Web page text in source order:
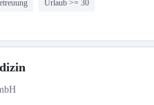
Urlaub >= 30